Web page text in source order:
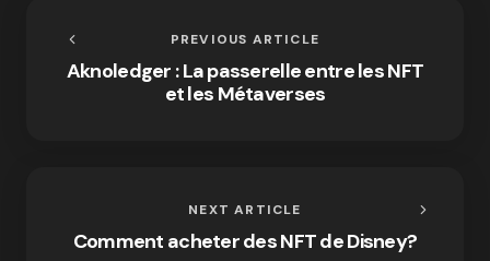
PREVIOUS ARTICLE
Aknoledger : La passerelle entre les NFT
et les Métaverses
NEXT ARTICLE
Comment acheter des NFT de Disney?